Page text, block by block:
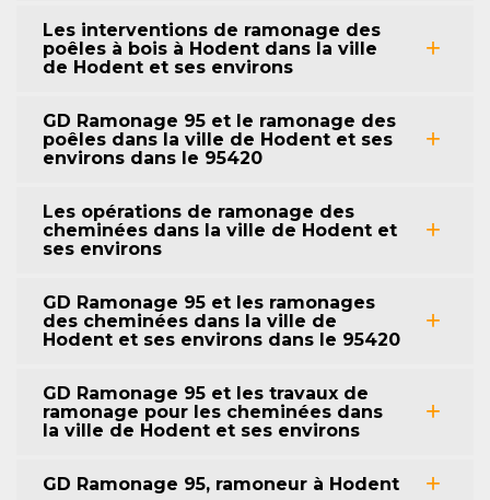
Les interventions de ramonage des
poêles à bois à Hodent dans la ville
de Hodent et ses environs
GD Ramonage 95 et le ramonage des
poêles dans la ville de Hodent et ses
environs dans le 95420
Les opérations de ramonage des
cheminées dans la ville de Hodent et
ses environs
GD Ramonage 95 et les ramonages
des cheminées dans la ville de
Hodent et ses environs dans le 95420
GD Ramonage 95 et les travaux de
ramonage pour les cheminées dans
la ville de Hodent et ses environs
GD Ramonage 95, ramoneur à Hodent